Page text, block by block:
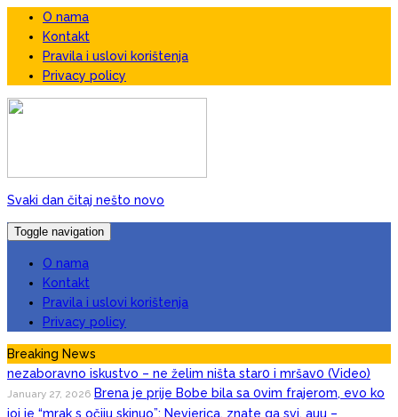
O nama
Kontakt
Pravila i uslovi korištenja
Privacy policy
Svaki dan čitaj nešto novo
Toggle navigation
O nama
Kontakt
Pravila i uslovi korištenja
Privacy policy
Breaking News
January 27, 2026 Tražim 50. ženu za prov0d, nudim veIiki n0vac za
to: Ja mogu i do 15 puta za jednu n0ć, kao bik sam, pružam
nezaboravno iskustvo – ne želim ništa star0 i mršav0 (Video)
Brena je prije Bobe bila sa 0vim frajerom, evo ko
joj je “mrak s očiju skinuo”: Nevjerica, znate ga svi, auu –